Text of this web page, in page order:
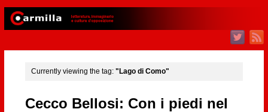
Currently viewing the tag: "Lago di Como"
Cecco Bellosi: Con i piedi nel